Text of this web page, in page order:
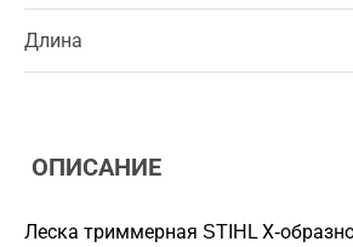
Длина
ОПИСАНИЕ
Леска триммерная STIHL Х-